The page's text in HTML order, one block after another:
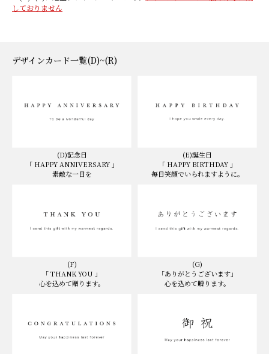
しておりません
デザインカード一覧(D)~(R)
(D)記念日
「 HAPPY ANNIVERSARY 」
素敵な一日を
(E)誕生日
「 HAPPY BIRTHDAY 」
毎日笑顔でいられますように。
(F)
「 THANK YOU 」
心を込めて贈ります。
(G)
「ありがとうございます」
心を込めて贈ります。